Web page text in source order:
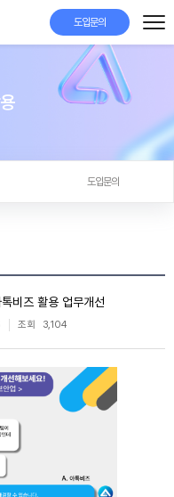
도입문의
도입문의
비즈 활용 업무개선
조회 3,104